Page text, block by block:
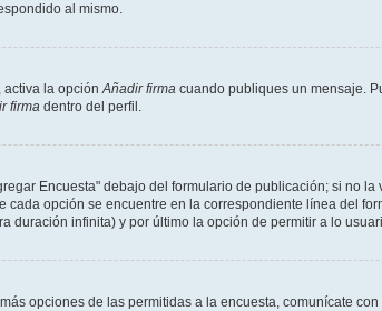
al mismo.
activa la opciónAñadir firma cuando publiques un mensaje.
firma dentro del perfil.
Encuesta" debajo del formulario de publicación; si no
opción se encuentre en la correspondiente línea del
infinita) y por último la opción de permitir a lo
opciones de las permitidas a la encuesta, comunícate